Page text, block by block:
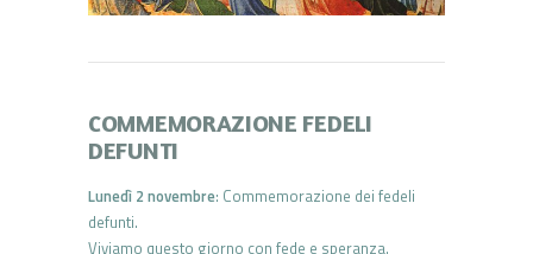
COMMEMORAZIONE FEDELI
DEFUNTI
Lunedì 2 novembre: Commemorazione dei fedeli
defunti.
Viviamo questo giorno con fede e speranza.